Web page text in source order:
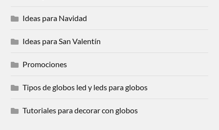
Ideas para Navidad
Ideas para San Valentín
Promociones
Tipos de globos led y leds para globos
Tutoriales para decorar con globos